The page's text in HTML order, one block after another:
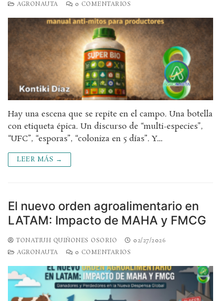
AGRONAUTA
0 COMENTARIOS
Hay una escena que se repite en el campo. Una botella
con etiqueta épica. Un discurso de “multi-especies”,
“UFC”, “esporas”, “coloniza en 5 días”. Y…
LEER MÁS →
El nuevo orden agroalimentario en
LATAM: Impacto de MAHA y FMCG
TONATIUH QUIÑONES OSORIO
02/27/2026
AGRONAUTA
0 COMENTARIOS